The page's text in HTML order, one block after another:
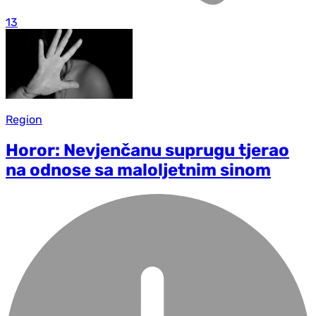
13
Region
Horor: Nevjenčanu suprugu tjerao
na odnose sa maloljetnim sinom